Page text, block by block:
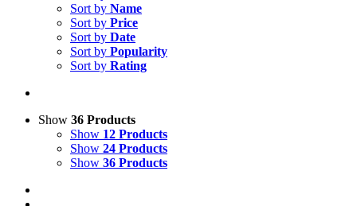
Sort by Name
Sort by Price
Sort by Date
Sort by Popularity
Sort by Rating
Show 36 Products
Show 12 Products
Show 24 Products
Show 36 Products